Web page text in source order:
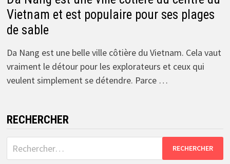
Vietnam et est populaire pour ses plages
de sable
Da Nang est une belle ville côtière du Vietnam. Cela vaut
vraiment le détour pour les explorateurs et ceux qui
veulent simplement se détendre. Parce …
RECHERCHER
Rechercher :